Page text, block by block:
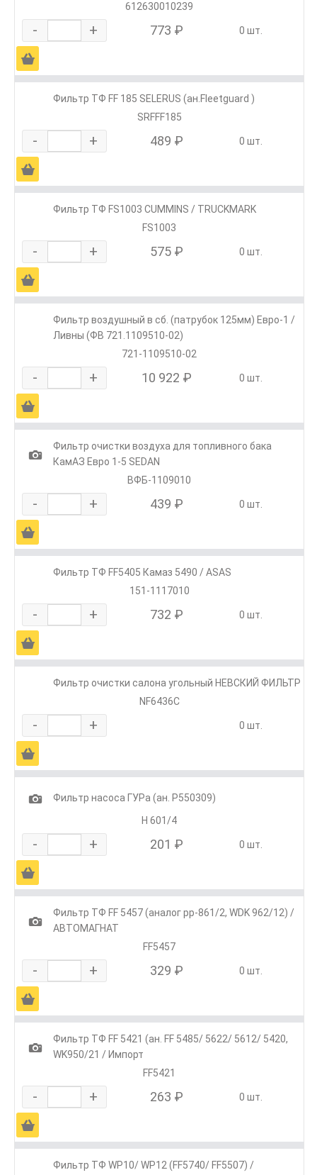
612630010239
- + 773 ₽ 0 шт.
Ä
Фильтр ТФ FF 185 SELERUS (ан.Fleetguard )
SRFFF185
- + 489 ₽ 0 шт.
Ä
Фильтр ТФ FS1003 CUMMINS / TRUCKMARK
FS1003
- + 575 ₽ 0 шт.
Ä
Фильтр воздушный в сб. (патрубок 125мм) Евро-1 /
Ливны (ФВ 721.1109510-02)
721-1109510-02
- + 10 922 ₽ 0 шт.
Ä
1
Фильтр очистки воздуха для топливного бака
КамАЗ Евро 1-5 SEDAN
ВФБ-1109010
- + 439 ₽ 0 шт.
Ä
Фильтр ТФ FF5405 Камаз 5490 / ASAS
151-1117010
- + 732 ₽ 0 шт.
Ä
Фильтр очистки салона угольный НЕВСКИЙ ФИЛЬТР
NF6436C
- + 0 шт.
Ä
1
Фильтр насоса ГУРа (ан. Р550309)
H 601/4
- + 201 ₽ 0 шт.
Ä
1
Фильтр ТФ FF 5457 (аналог pp-861/2, WDK 962/12) /
АВТОМАГНАТ
FF5457
- + 329 ₽ 0 шт.
Ä
1
Фильтр ТФ FF 5421 (ан. FF 5485/ 5622/ 5612/ 5420,
WK950/21 / Импорт
FF5421
- + 263 ₽ 0 шт.
Ä
Фильтр ТФ WP10/ WP12 (FF5740/ FF5507) /